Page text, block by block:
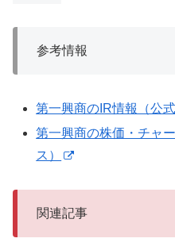
参考情報
第一興商のIR情報（公式
第一興商の株価・チャ
ス）
関連記事